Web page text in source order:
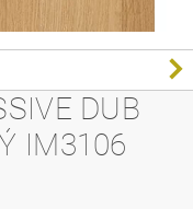
DUB
IM3106